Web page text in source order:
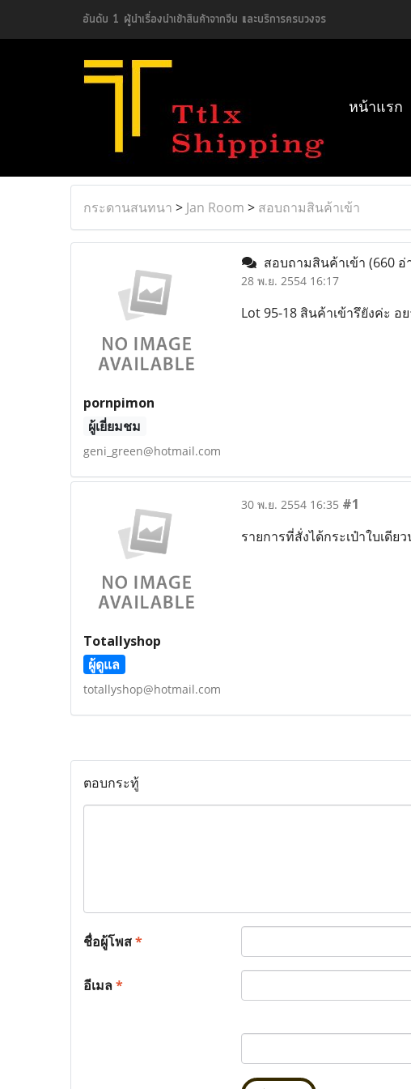
อันดับ 1 ผู้นำเรื่องนำเข้าสินค้าจากจีน และบริการครบวงจร
หน้าแรก
กระดานสนทนา > Jan Room > สอบถามสินค้าเข้า
pornpimon
ผู้เยี่ยมชม
geni_green@hotmail.com
สอบถามสินค้าเข้า (660 อ่
28 พ.ย. 2554 16:17
Lot 95-18 สินค้าเข้ารึยังค่ะ
Totallyshop
ผู้ดูแล
totallyshop@hotmail.com
30 พ.ย. 2554 16:35 #1
รายการที่สั่งได้กระเป๋าใบเดี
ตอบกระทู้
ชื่อผู้โพส*
อีเมล*